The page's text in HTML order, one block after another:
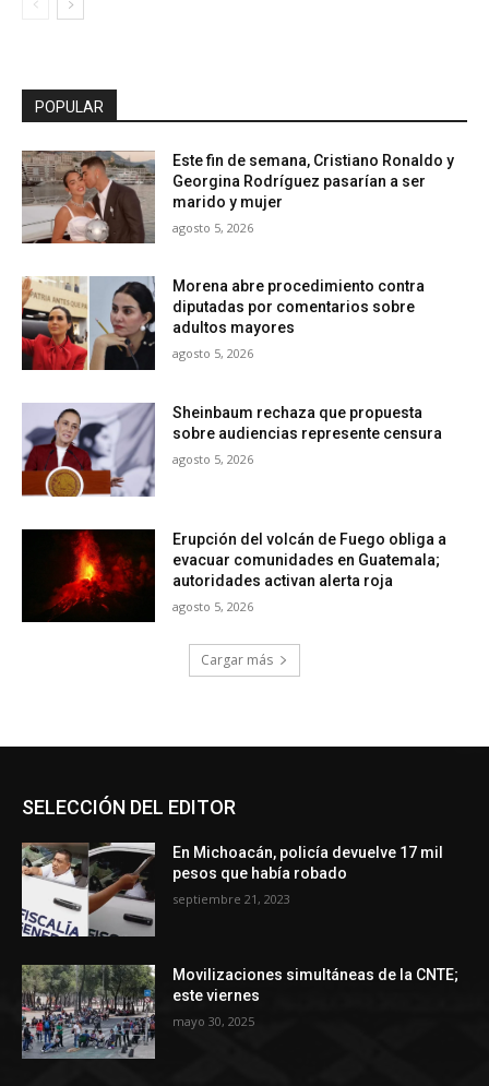
POPULAR
Este fin de semana, Cristiano Ronaldo y
Georgina Rodríguez pasarían a ser
marido y mujer
agosto 5, 2026
Morena abre procedimiento contra
diputadas por comentarios sobre
adultos mayores
agosto 5, 2026
Sheinbaum rechaza que propuesta
sobre audiencias represente censura
agosto 5, 2026
Erupción del volcán de Fuego obliga a
evacuar comunidades en Guatemala;
autoridades activan alerta roja
agosto 5, 2026
Cargar más
SELECCIÓN DEL EDITOR
En Michoacán, policía devuelve 17 mil
pesos que había robado
septiembre 21, 2023
Movilizaciones simultáneas de la CNTE;
este viernes
mayo 30, 2025